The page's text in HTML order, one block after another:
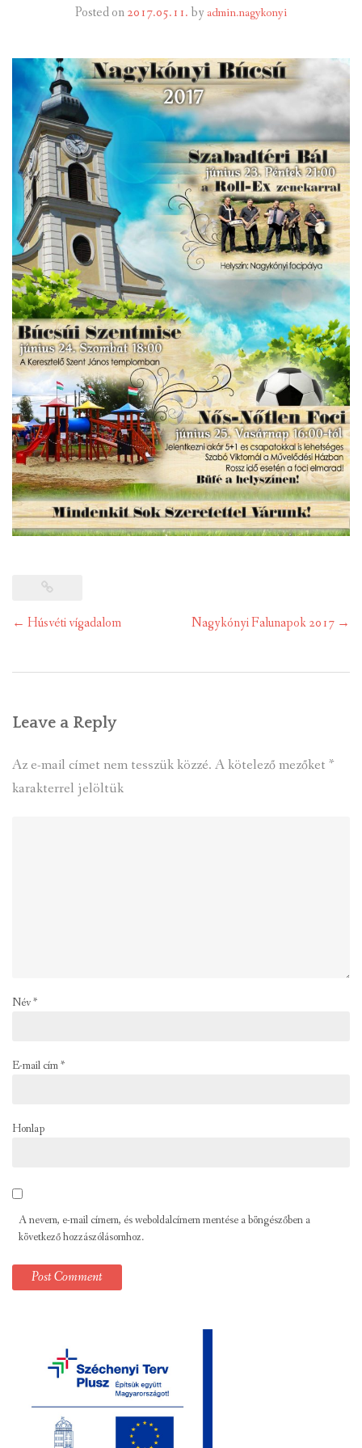
INFORMÁCIÓK
GALÉRIA
KAPCSOLAT
LETÖLTHETŐ NYOMTATVÁNYOK
VÁLASZTÁS 2026
TELEPÜLÉSIKÉPVISELŐI VAGYONNYILATKOZATOK – 2026.
ÉV
ROMA NEMZETISÉGI ÖNKORMÁNYZATI KÉPVISELŐK
VAGYONNYILATKOZATA – 2026. ÉV
Posted on2017.05.11.by admin.nagykonyi
Post
← Húsvéti vígadalom Nagykónyi Falunapok 2017 →
Leave a Reply
Az e-mail címet nem tesszük közzé. A kötelező mezőket *
karakterrel jelöltük
Név*
E-mail cím*
Honlap
A nevem, e-mail címem, és weboldalcímem mentése a böngészőben a
következő hozzászólásomhoz.